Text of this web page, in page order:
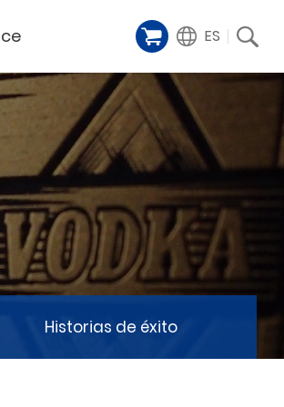
Láser
de
de éxito
ES
Historias de éxito